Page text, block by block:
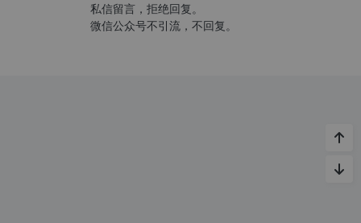
私信留言，拒绝回复。
微信公众号不引流，不回复。